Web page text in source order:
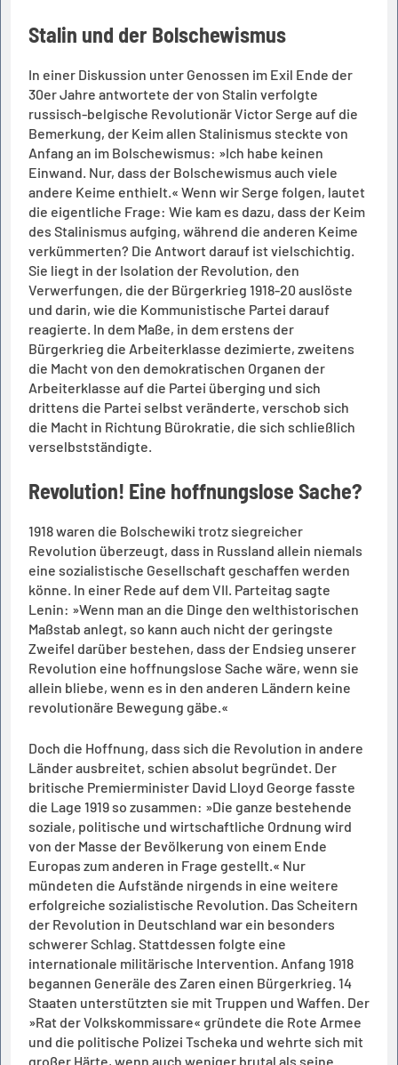
Stalin und der Bolschewismus
In einer Diskussion unter Genossen im Exil Ende der
30er Jahre antwortete der von Stalin verfolgte
russisch-belgische Revolutionär Victor Serge auf die
Bemerkung, der Keim allen Stalinismus steckte von
Anfang an im Bolschewismus: »Ich habe keinen
Einwand. Nur, dass der Bolschewismus auch viele
andere Keime enthielt.« Wenn wir Serge folgen, lautet
die eigentliche Frage: Wie kam es dazu, dass der Keim
des Stalinismus aufging, während die anderen Keime
verkümmerten? Die Antwort darauf ist vielschichtig.
Sie liegt in der Isolation der Revolution, den
Verwerfungen, die der Bürgerkrieg 1918-20 auslöste
und darin, wie die Kommunistische Partei darauf
reagierte. In dem Maße, in dem erstens der
Bürgerkrieg die Arbeiterklasse dezimierte, zweitens
die Macht von den demokratischen Organen der
Arbeiterklasse auf die Partei überging und sich
drittens die Partei selbst veränderte, verschob sich
die Macht in Richtung Bürokratie, die sich schließlich
verselbstständigte.
Revolution! Eine hoffnungslose Sache?
1918 waren die Bolschewiki trotz siegreicher
Revolution überzeugt, dass in Russland allein niemals
eine sozialistische Gesellschaft geschaffen werden
könne. In einer Rede auf dem VII. Parteitag sagte
Lenin: »Wenn man an die Dinge den welthistorischen
Maßstab anlegt, so kann auch nicht der geringste
Zweifel darüber bestehen, dass der Endsieg unserer
Revolution eine hoffnungslose Sache wäre, wenn sie
allein bliebe, wenn es in den anderen Ländern keine
revolutionäre Bewegung gäbe.«
Doch die Hoffnung, dass sich die Revolution in andere
Länder ausbreitet, schien absolut begründet. Der
britische Premierminister David Lloyd George fasste
die Lage 1919 so zusammen: »Die ganze bestehende
soziale, politische und wirtschaftliche Ordnung wird
von der Masse der Bevölkerung von einem Ende
Europas zum anderen in Frage gestellt.« Nur
mündeten die Aufstände nirgends in eine weitere
erfolgreiche sozialistische Revolution. Das Scheitern
der Revolution in Deutschland war ein besonders
schwerer Schlag. Stattdessen folgte eine
internationale militärische Intervention. Anfang 1918
begannen Generäle des Zaren einen Bürgerkrieg. 14
Staaten unterstützten sie mit Truppen und Waffen. Der
»Rat der Volkskommissare« gründete die Rote Armee
und die politische Polizei Tscheka und wehrte sich mit
großer Härte, wenn auch weniger brutal als seine